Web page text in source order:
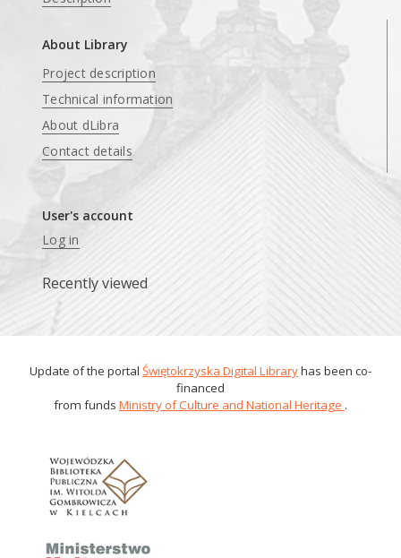
About Library
Project description
Technical information
About dLibra
Contact details
User's account
Log in
Recently viewed
Update of the portal Świętokrzyska Digital Libraryhas been co-
financed
from funds Ministry of Culture and National Heritage .